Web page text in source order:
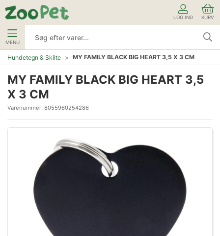
LOG IND KURV
MENU
Hundetegn & Skilte MY FAMILY BLACK BIG HEART 3,5 X 3 CM
MY FAMILY BLACK BIG HEART 3,5
X 3 CM
Varenummer: 8055960254286